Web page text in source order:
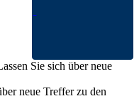
Sie sich über neue
neue Treffer zu den